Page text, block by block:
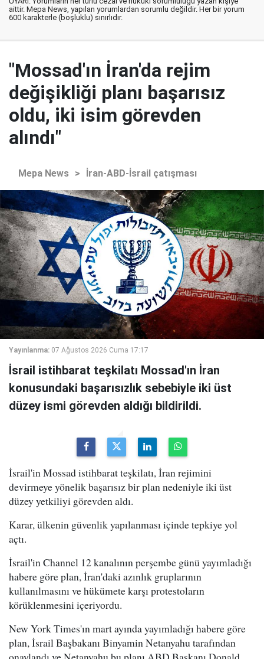
aittir. Mepa News, yapılan yorumlardan sorumlu değildir. Her bir yorum
600 karakterle (boşluklu) sınırlıdır.
"Mossad'ın İran'da rejim
değişikliği planı başarısız
oldu, iki isim görevden
alındı"
Mepa News > İran-ABD-İsrail çatışması
Yayınlanma: 07 Ağustos 2026 Cuma 17:17
İsrail istihbarat teşkilatı Mossad'ın İran
konusundaki başarısızlık sebebiyle iki üst
düzey ismi görevden aldığı bildirildi.
İsrail'in Mossad istihbarat teşkilatı, İran rejimini
devirmeye yönelik başarısız bir plan nedeniyle iki üst
düzey yetkiliyi görevden aldı.
Karar, ülkenin güvenlik yapılanması içinde tepkiye yol
açtı.
İsrail'in Channel 12 kanalının perşembe günü yayımladığı
habere göre plan, İran'daki azınlık gruplarının
kullanılmasını ve hükümete karşı protestoların
körüklenmesini içeriyordu.
New York Times'ın mart ayında yayımladığı habere göre
plan, İsrail Başbakanı Binyamin Netanyahu tarafından